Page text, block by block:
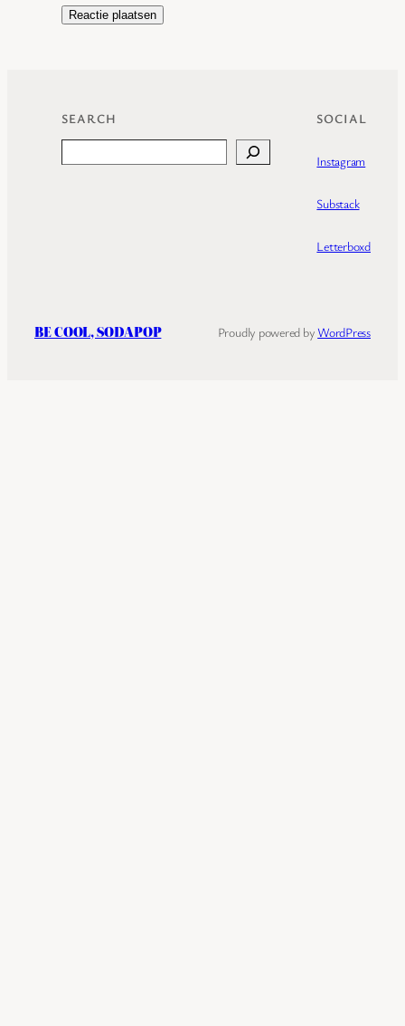
SEARCH SOCIAL
Instagram
Substack
Letterboxd
BE COOL, SODAPOP Proudly powered byWordPress